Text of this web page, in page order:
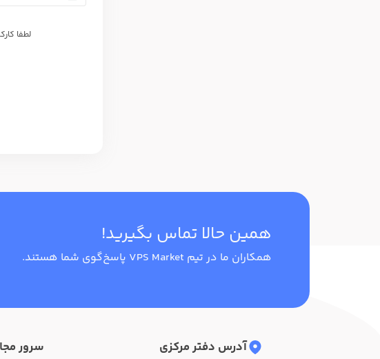
لطفا
همین حالا تماس بگیرید!
همکاران ما در تیم VPS Market پاسخ‌گوی شما هستند.
آدرس دفتر مرکزی سرور